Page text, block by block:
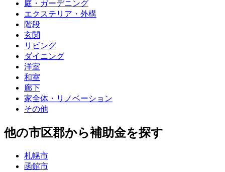
庭・ガーデニング
エクステリア・外構
階段
玄関
リビング
ダイニング
洋室
和室
廊下
家全体・リノベーション
その他
他の市区郡から補助金を探す
札幌市
函館市